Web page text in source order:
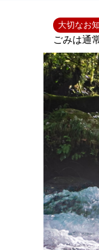
大切なお
ごみは通